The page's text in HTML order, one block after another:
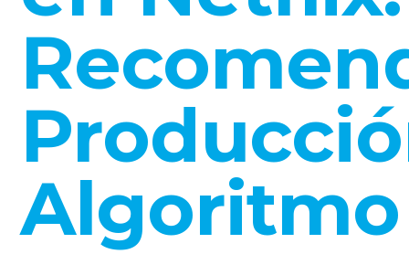
Algoritmo